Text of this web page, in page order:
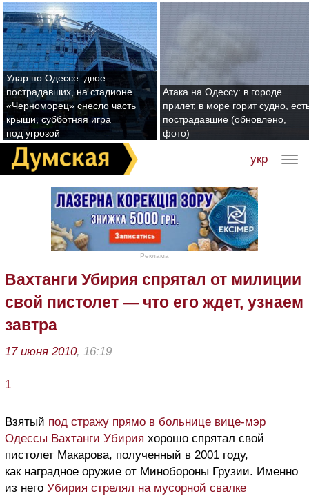
Удар по Одессе: двое
пострадавших, на стадионе
«Черноморец» снесло часть
крыши, субботняя игра
под угрозой
Атака на Одессу: в городе
прилет, в море горит судно,
пострадавшие (обновлено,
фото)
укр
Реклама
Вахтанги Убирия спрятал от милиции
свой пистолет — что его ждет, узнаем
завтра
17 июня 2010, 16:19
1
Взятый под стражу прямо в больнице вице-мэр
Одессы Вахтанги Убирия хорошо спрятал свой
пистолет Макарова, полученный в 2001 году,
как наградное оружие от Минобороны Грузии. Именно
из него Убирия стрелял на мусорной свалке